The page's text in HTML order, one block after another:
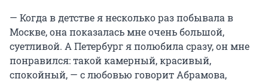
— Когда в детстве я несколько раз побывала в
Москве, она показалась мне очень большой,
суетливой. А Петербург я полюбила сразу, он мне
понравился: такой камерный, красивый,
спокойный, — с любовью говорит Абрамова,